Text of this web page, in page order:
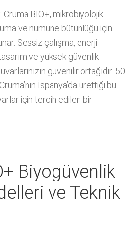
: Cruma BIO+, mikrobiyolojik
ve numune bütünlüğü için
Sessiz çalışma, enerji
ve yüksek güvenlik
güvenilir ortağıdır. 50
İspanya’da ürettiği bu
için tercih edilen bir
Biyogüvenlik
ve Teknik